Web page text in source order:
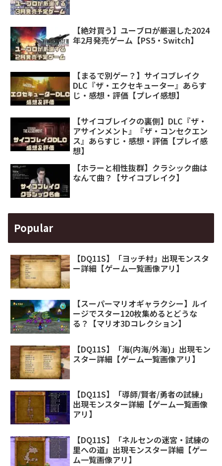
【絶対買う】ユーブロが厳選した2024
年2月発売ゲーム【PS5・Switch】
【まるで別ゲー？】サイコブレイク
DLC『ザ・エクセキューター』あらす
じ・感想・評価【プレイ感想】
【サイコブレイクの裏側】DLC『ザ・
アサインメント』『ザ・コンセクエン
ス』あらすじ・感想・評価【プレイ感
想】
【ホラーと相性抜群】クラシック曲は
なんて曲？【サイコブレイク】
Popular
【DQ11S】「ヨッチ村」出現モンスタ
ー詳細【ゲーム一覧画像アリ】
【スーパーマリオギャラクシー】ルイ
ージでスター120枚集めるとどうな
る？【マリオ3Dコレクション】
【DQ11S】「海(内海/外海)」出現モン
スター詳細【ゲーム一覧画像アリ】
【DQ11S】「導師/賢者/勇者の試練」
出現モンスター詳細【ゲーム一覧画像
アリ】
【DQ11S】「ネルセンの迷宮・試練の
里への道」出現モンスター詳細【ゲー
ム一覧画像アリ】